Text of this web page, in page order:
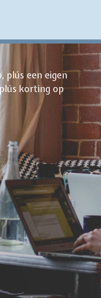
plús een eigen
korting op